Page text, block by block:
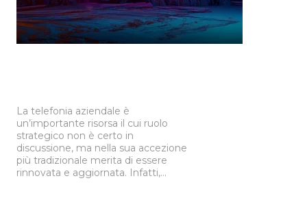
La telefonia aziendale è
un’importante risorsa il cui ruolo
strategico non è certo in
discussione, ma nella sua accezione
più tradizionale merita di essere
rinnovata e aggiornata. Infatti,...